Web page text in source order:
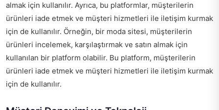
almak için kullanılır. Ayrıca, bu platformlar, müşterilerin
ürünleri iade etmek ve müşteri hizmetleri ile iletişim kurmak
için de kullanılır. Örneğin, bir moda sitesi, müşterilerin
ürünleri incelemek, karşılaştırmak ve satın almak için
kullanılan bir platform olabilir. Bu platform, müşterilerin
ürünleri iade etmek ve müşteri hizmetleri ile iletişim kurmak
için de kullanılır.